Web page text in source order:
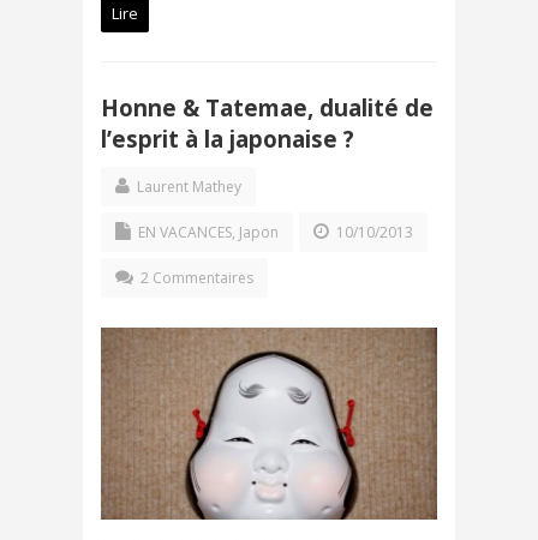
Lire
Honne & Tatemae, dualité de
l’esprit à la japonaise ?
Laurent Mathey
EN VACANCES, Japon 10/10/2013
2 Commentaires